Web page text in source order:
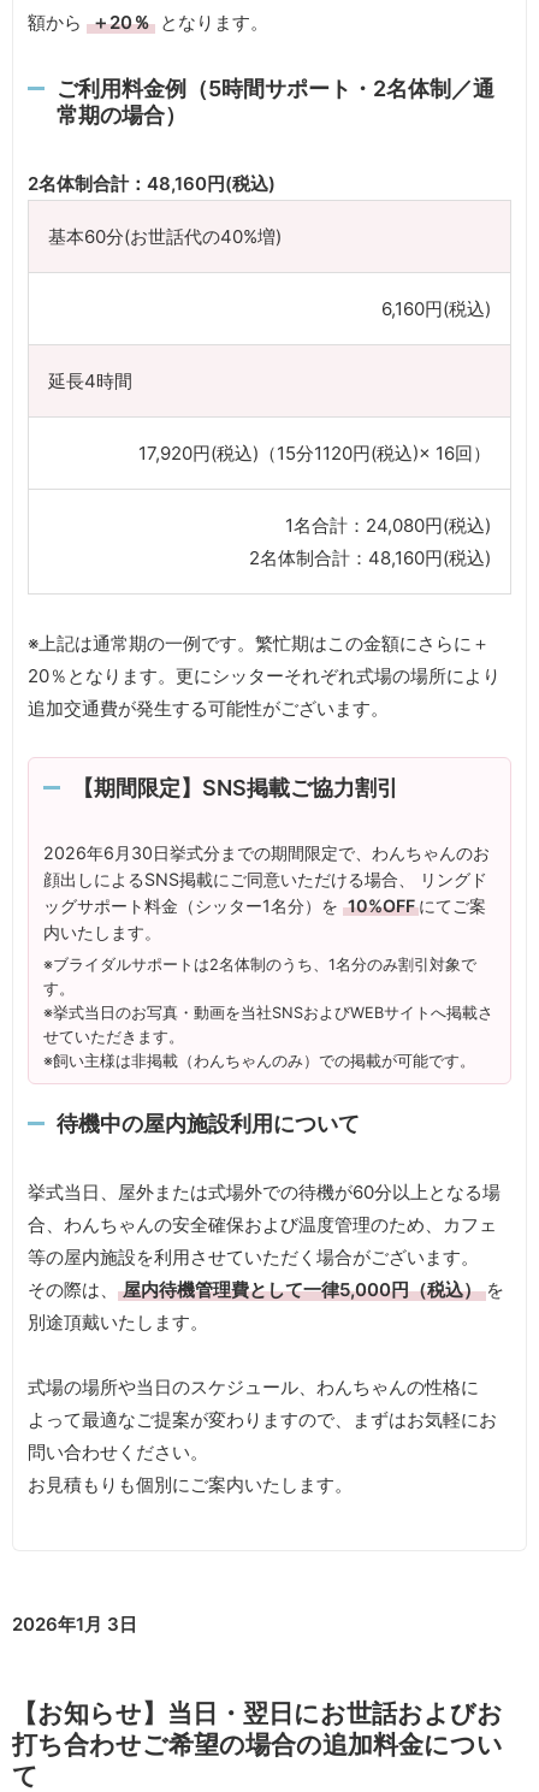
額から ＋20％となります。
ご利用料金例（5時間サポート・2名体制／通
常期の場合）
2名体制合計：48,160円(税込)
基本60分(お世話代の40%増)
6,160円(税込)
延長4時間
17,920円(税込)（15分1120円(税込)× 16回）
1名合計：24,080円(税込)
2名体制合計：48,160円(税込)
※上記は通常期の一例です。繁忙期はこの金額にさらに＋
20％となります。更にシッターそれぞれ式場の場所により
追加交通費が発生する可能性がございます。
【期間限定】SNS掲載ご協力割引
2026年6月30日挙式分までの期間限定で、わんちゃんのお
顔出しによるSNS掲載にご同意いただける場合、 リングド
ッグサポート料金（シッター1名分）を 10%OFF にてご案
内いたします。
※ブライダルサポートは2名体制のうち、1名分のみ割引対象で
す。
※挙式当日のお写真・動画を当社SNSおよびWEBサイトへ掲載さ
せていただきます。
※飼い主様は非掲載（わんちゃんのみ）での掲載が可能です。
待機中の屋内施設利用について
挙式当日、屋外または式場外での待機が60分以上となる場
合、わんちゃんの安全確保および温度管理のため、カフェ
等の屋内施設を利用させていただく場合がございます。
その際は、
屋内待機管理費として一律5,000円（税込）を
別途頂戴いたします。
式場の場所や当日のスケジュール、わんちゃんの性格に
よって最適なご提案が変わりますので、まずはお気軽にお
問い合わせください。
お見積もりも個別にご案内いたします。
2026年1月 3日
【お知らせ】当日・翌日にお世話およびお
打ち合わせご希望の場合の追加料金につい
て